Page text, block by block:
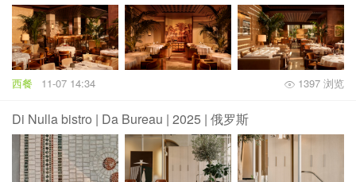
西餐 11-07 14:34 1397 浏览
Di Nulla bistro | Da Bureau | 2025 | 俄罗斯